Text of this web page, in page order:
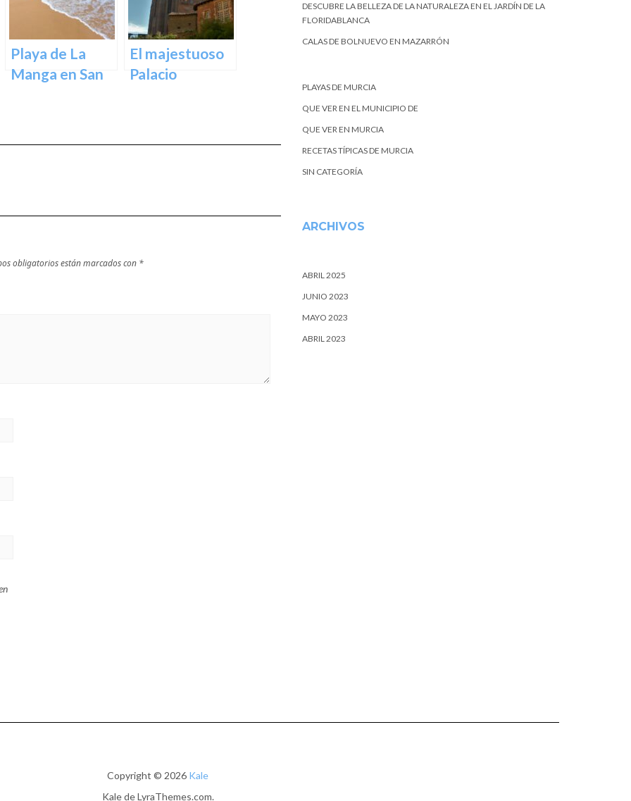
Playa de La
Manga en San
El majestuoso
Palacio
obligatorios están marcados con *
DESCUBRE LA BELLEZA DE LA NATURALEZA EN EL JARDÍN DE LA
FLORIDABLANCA
CALAS DE BOLNUEVO EN MAZARRÓN
PLAYAS DE MURCIA
QUE VER EN EL MUNICIPIO DE
QUE VER EN MURCIA
RECETAS TÍPICAS DE MURCIA
SIN CATEGORÍA
ARCHIVOS
ABRIL 2025
JUNIO 2023
MAYO 2023
ABRIL 2023
Copyright © 2026 Kale
Kalede LyraThemes.com.